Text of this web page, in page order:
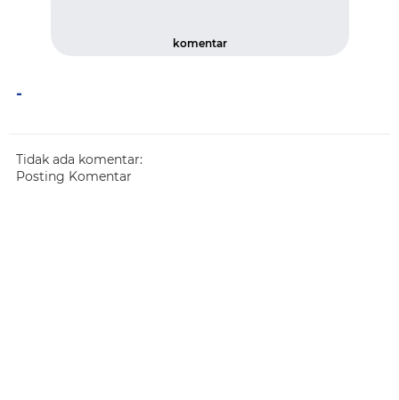
komentar
-
Tidak ada komentar:
Posting Komentar